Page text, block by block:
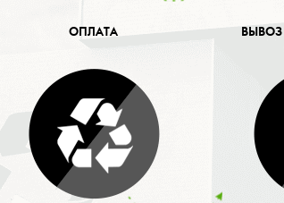
ОПЛАТА